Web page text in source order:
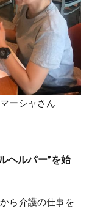
ーシャさん
ヘルパー”を始
ら介護の仕事を